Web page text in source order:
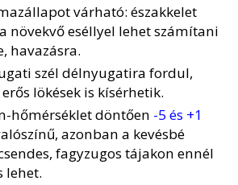
várható: északkelet
növekvő eséllyel lehet számítani
havazásra.
szél délnyugatira fordul,
lökések is kísérhetik.
hőmérséklet döntően -5 és +1
azonban a kevésbé
fagyzugos tájakon ennél
lehet.